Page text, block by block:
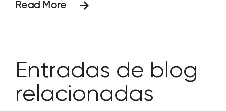
operativa de las aguas residuales y
La planta experimentaba problemas
Read More
Entradas de blog
relacionadas